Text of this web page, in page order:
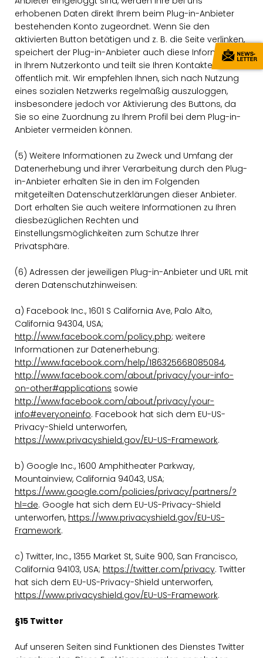
erhobenen Daten direkt Ihrem beim Plug-in-Anbieter
bestehenden Konto zugeordnet. Wenn Sie den
aktivierten Button betätigen und z. B. die Seite verlinken,
speichert der Plug-in-Anbieter auch diese Information
in Ihrem Nutzerkonto und teilt sie Ihren Kontakten
öffentlich mit. Wir empfehlen Ihnen, sich nach Nutzung
eines sozialen Netzwerks regelmäßig auszuloggen,
insbesondere jedoch vor Aktivierung des Buttons, da
Sie so eine Zuordnung zu Ihrem Profil bei dem Plug-in-
Anbieter vermeiden können.
(5) Weitere Informationen zu Zweck und Umfang der
Datenerhebung und ihrer Verarbeitung durch den Plug-
in-Anbieter erhalten Sie in den im Folgenden
mitgeteilten Datenschutzerklärungen dieser Anbieter.
Dort erhalten Sie auch weitere Informationen zu Ihren
diesbezüglichen Rechten und
Einstellungsmöglichkeiten zum Schutze Ihrer
Privatsphäre.
(6) Adressen der jeweiligen Plug-in-Anbieter und URL mit
deren Datenschutzhinweisen:
a) Facebook Inc., 1601 S California Ave, Palo Alto,
California 94304, USA;
http://www.facebook.com/policy.php; weitere
Informationen zur Datenerhebung:
http://www.facebook.com/help/186325668085084,
http://www.facebook.com/about/privacy/your-info-
on-other#applications sowie
http://www.facebook.com/about/privacy/your-
info#everyoneinfo. Facebook hat sich dem EU-US-
Privacy-Shield unterworfen,
https://www.privacyshield.gov/EU-US-Framework.
b) Google Inc., 1600 Amphitheater Parkway,
Mountainview, California 94043, USA;
https://www.google.com/policies/privacy/partners/?
hl=de. Google hat sich dem EU-US-Privacy-Shield
unterworfen, https://www.privacyshield.gov/EU-US-
Framework.
c) Twitter, Inc., 1355 Market St, Suite 900, San Francisco,
California 94103, USA; https://twitter.com/privacy. Twitter
hat sich dem EU-US-Privacy-Shield unterworfen,
https://www.privacyshield.gov/EU-US-Framework.
§15 Twitter
Auf unseren Seiten sind Funktionen des Dienstes Twitter